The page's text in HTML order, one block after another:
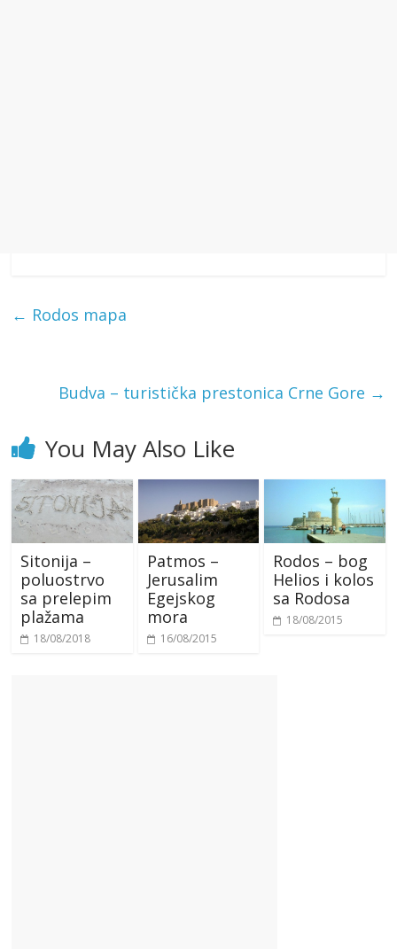
← Rodos mapa
Budva – turistička prestonica Crne Gore →
You May Also Like
Sitonija –
poluostrvo
sa prelepim
plažama
18/08/2018
Patmos –
Jerusalim
Egejskog
mora
16/08/2015
Rodos – bog
Helios i kolos
sa Rodosa
18/08/2015